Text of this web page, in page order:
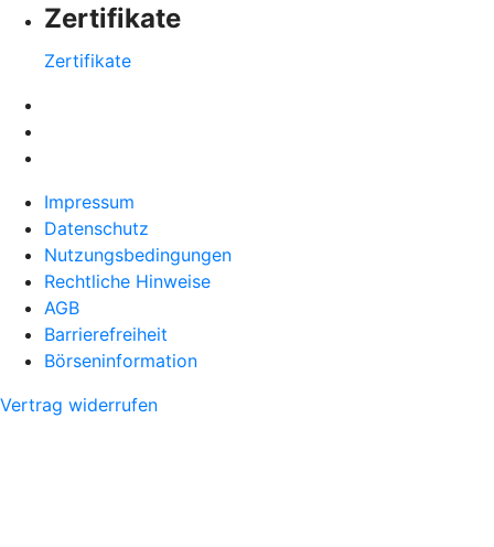
Zertifikate
Zertifikate
Impressum
Datenschutz
Nutzungsbedingungen
Rechtliche Hinweise
AGB
Barrierefreiheit
Börseninformation
Vertrag widerrufen